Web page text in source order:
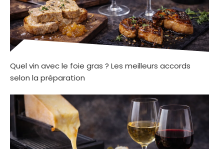
Quel vin avec le foie gras ? Les meilleurs accords
selon la préparation